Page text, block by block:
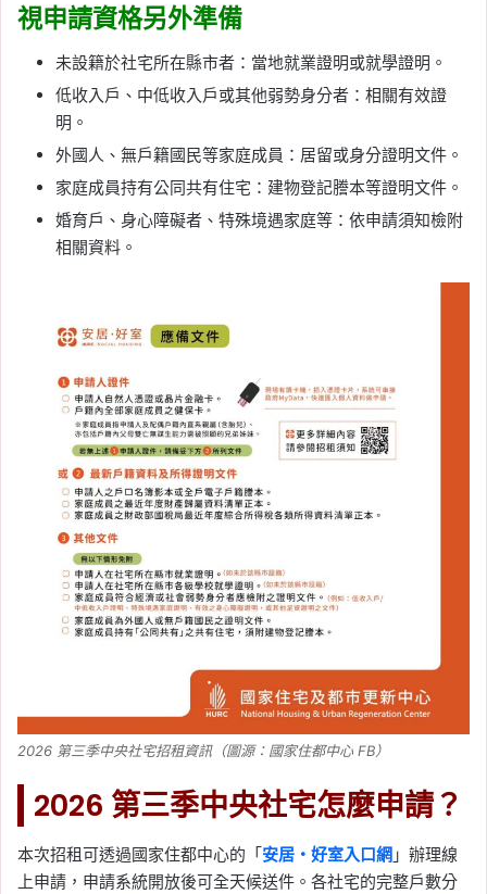
視申請資格另外準備
未設籍於社宅所在縣市者：當地就業證明或就學證明。
低收入戶、中低收入戶或其他弱勢身分者：相關有效證
明。
外國人、無戶籍國民等家庭成員：居留或身分證明文件。
家庭成員持有公同共有住宅：建物登記謄本等證明文件。
婚育戶、身心障礙者、特殊境遇家庭等：依申請須知檢附
相關資料。
2026 第三季中央社宅招租資訊（圖源：國家住都中心 FB）
2026 第三季中央社宅怎麼申請？
本次招租可透過國家住都中心的「安居・好室入口網 」辦理線
上申請，申請系統開放後可全天候送件。各社宅的完整戶數分